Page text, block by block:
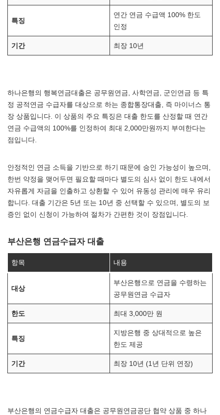
특징
연간 연금 수급액 100% 한도
인정
기간 최장 10년
하나은행의 행복연금대출은 공무원연금, 사학연금, 군인연금 등 특
정 공적연금 수급자를 대상으로 하는 종합통장대출, 즉 마이너스 통
장 상품입니다. 이 상품의 주요 특징은 대출 한도를 산정할 때 연간
연금 수급액의 100%를 인정하여 최대 2,000만원까지 부여한다는
점입니다.
안정적인 연금 소득을 기반으로 하기 때문에 승인 가능성이 높으며,
한번 약정을 맺어두면 필요할 때마다 별도의 심사 없이 한도 내에서
자유롭게 자금을 인출하고 상환할 수 있어 유동성 관리에 매우 유리
합니다. 대출 기간은 5년 또는 10년 중 선택할 수 있으며, 별도의 보
증인 없이 신청이 가능하여 절차가 간편한 것이 장점입니다.
부산은행 연금수급자 대출
항목 내용
대상
부산은행으로 연금을 수령하는
공무원연금 수급자
한도 최대 3,000만 원
특징
지방은행 중 상대적으로 높은
한도 제공
기간 최장 10년 (1년 단위 연장)
부산은행의 연금수급자 대출은 공무원연금공단 협약 상품 중 하나